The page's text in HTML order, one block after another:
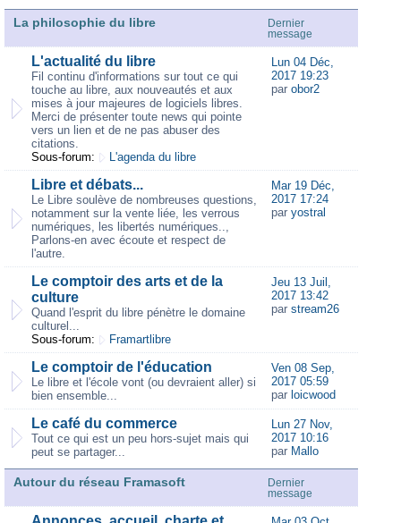
La philosophie du libre
Dernier
message
L'actualité du libre
Fil continu d'informations sur tout ce qui
touche au libre, aux nouveautés et aux
mises à jour majeures de logiciels libres.
Merci de présenter toute news qui pointe
vers un lien et de ne pas abuser des
citations.
Sous-forum:
L'agenda du libre
Lun 04 Déc,
2017 19:23
par obor2
Libre et débats...
Le Libre soulève de nombreuses questions,
notamment sur la vente liée, les verrous
numériques, les libertés numériques..,
Parlons-en avec écoute et respect de
l'autre.
Mar 19 Déc,
2017 17:24
par yostral
Le comptoir des arts et de la
culture
Quand l'esprit du libre pénètre le domaine
culturel...
Sous-forum:
Framartlibre
Jeu 13 Juil,
2017 13:42
par stream26
Le comptoir de l'éducation
Le libre et l'école vont (ou devraient aller) si
bien ensemble...
Ven 08 Sep,
2017 05:59
par loicwood
Le café du commerce
Tout ce qui est un peu hors-sujet mais qui
peut se partager...
Lun 27 Nov,
2017 10:16
par Mallo
Autour du réseau Framasoft
Dernier
message